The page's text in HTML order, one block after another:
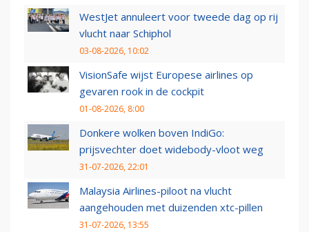
WestJet annuleert voor tweede dag op rij
vlucht naar Schiphol
03-08-2026, 10:02
VisionSafe wijst Europese airlines op
gevaren rook in de cockpit
01-08-2026, 8:00
Donkere wolken boven IndiGo:
prijsvechter doet widebody-vloot weg
31-07-2026, 22:01
Malaysia Airlines-piloot na vlucht
aangehouden met duizenden xtc-pillen
31-07-2026, 13:55